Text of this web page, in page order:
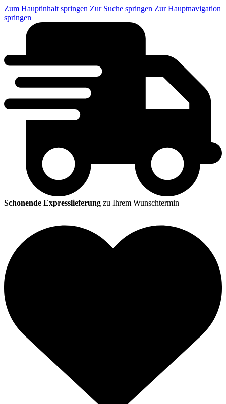
Zum Hauptinhalt springen Zur Suche springen Zur Hauptnavigation
springen
Schonende Expresslieferung zu Ihrem Wunschtermin